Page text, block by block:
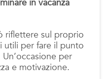
in vacanza
riflettere sul proprio
per fare il punto
per
e motivazione.